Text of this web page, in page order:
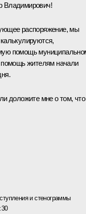
Владимирович!
распоряжение, мы
помощь
жителям начали
доложите мне о том, что
и стенограммы